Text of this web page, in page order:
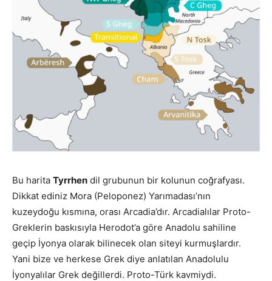
Bu harita Tyrrhen dil grubunun bir kolunun coğrafyası.
Dikkat ediniz Mora (Peloponez) Yarımadası’nın
kuzeydoğu kısmına, orası Arcadia’dır. Arcadialılar Proto-
Greklerin baskısıyla Herodot’a göre Anadolu sahiline
geçip İyonya olarak bilinecek olan siteyi kurmuşlardır.
Yani bize ve herkese Grek diye anlatılan Anadolulu
İyonyalılar Grek değillerdi. Proto-Türk kavmiydi.